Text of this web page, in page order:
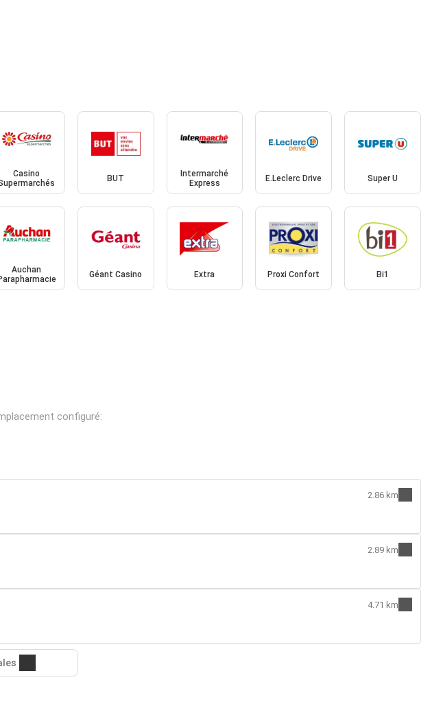
Casino
BUT
Intermarché
Express
E.Leclerc Drive Super U
Auchan
Géant Casino Extra Proxi Confort Bi1
configuré:
2.86 km
2.89 km
4.71 km